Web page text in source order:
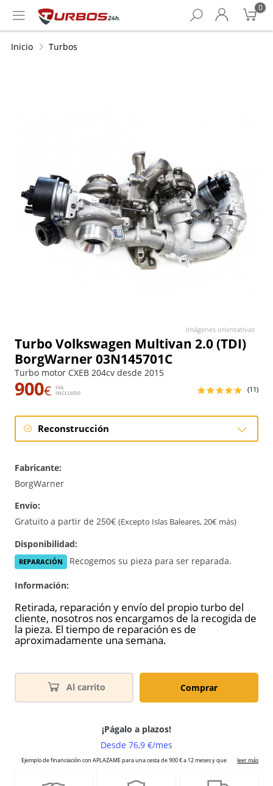
0
Inicio Turbos
Turbo Volkswagen Multivan 2.0 (TDI)
BorgWarner 03N145701C
Turbo motor CXEB 204cv desde 2015
900€
IVA
INCLUIDO
(11)
Reconstrucción
Fabricante:
BorgWarner
Envío:
Gratuito a partir de 250€ (Excepto Islas Baleares, 20€ más)
Disponibilidad:
REPARACIÓN Recogemos su pieza para ser reparada.
Información:
Retirada, reparación y envío del propio turbo del
cliente, nosotros nos encargamos de la recogida de
la pieza. El tiempo de reparación es de
aproximadamente una semana.
Al carrito Comprar
Imágenes orientativas